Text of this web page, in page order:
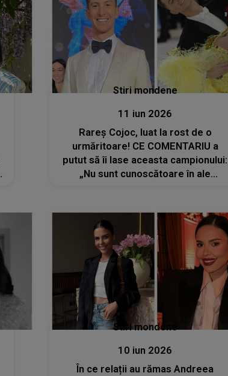
Stiri mondene
11 iun 2026
Rareș Cojoc, luat la rost de o
urmăritoare! CE COMENTARIU a
putut să îi lase aceasta campionului:
„Nu sunt cunoscătoare în ale
Stiri mondene
10 iun 2026
În ce relații au rămas Andreea